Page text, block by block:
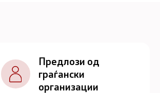
Предлози од
граѓански
организации